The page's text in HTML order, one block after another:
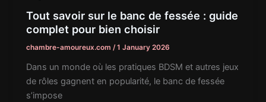
Tout savoir sur le banc de fessée : guide
complet pour bien choisir
chambre-amoureux.com/1 January 2026
Dans un monde où les pratiques BDSM et autres jeux
de rôles gagnent en popularité, le banc de fessée
s’impose